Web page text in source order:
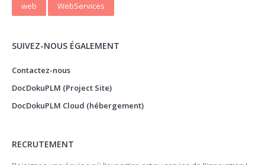
web
WebServices
SUIVEZ-NOUS ÉGALEMENT
Contactez-nous
DocDokuPLM (Project Site)
DocDokuPLM Cloud (hébergement)
RECRUTEMENT